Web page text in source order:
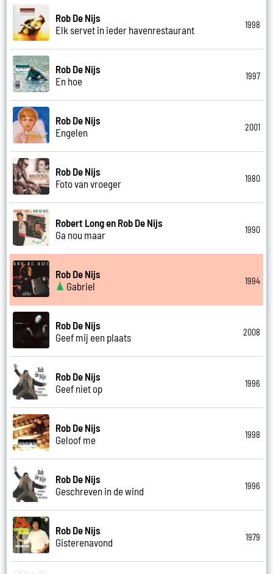
Rob De Nijs
Elk servet in ieder havenrestaurant
1998
Rob De Nijs
En hoe
1997
Rob De Nijs
Engelen
2001
Rob De Nijs
Foto van vroeger
1980
Robert Long en Rob De Nijs
Ga nou maar
1990
Rob De Nijs
Gabriel
1994
Rob De Nijs
Geef mij een plaats
2008
Rob De Nijs
Geef niet op
1996
Rob De Nijs
Geloof me
1998
Rob De Nijs
Geschreven in de wind
1996
Rob De Nijs
Gisterenavond
1979